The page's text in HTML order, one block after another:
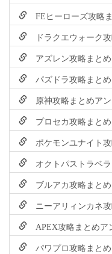
FEヒーローズ攻略
ドラクエウォーク
アズレン攻略まと
パズドラ攻略まと
原神攻略まとめア
プロセカ攻略まと
ポケモンユナイト
オクトパストラベ
ブルアカ攻略まと
ニーアリィンカネ
APEX攻略まとめア
パワプロ攻略まと